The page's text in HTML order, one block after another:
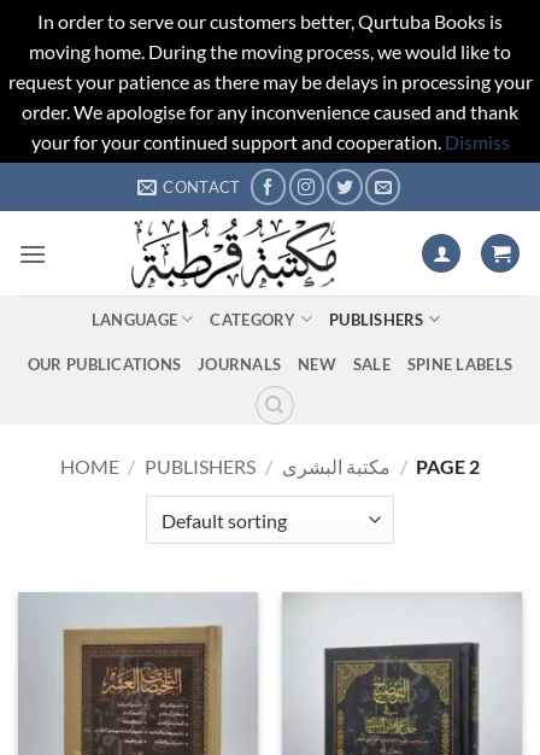
In order to serve our customers better, Qurtuba Books is
moving home. During the moving process, we would like to
request your patience as there may be delays in processing your
order. We apologise for any inconvenience caused and thank
your for your continued support and cooperation. Dismiss
to
CONTACT
LANGUAGE CATEGORY PUBLISHERS
OUR PUBLICATIONS JOURNALS NEW SALE SPINE LABELS
HOME / PUBLISHERS / مكتبة البشرى / PAGE 2